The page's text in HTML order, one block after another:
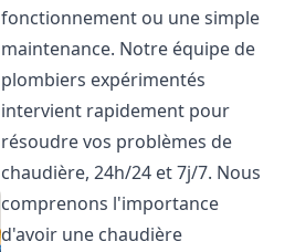
fonctionnement ou une simple
maintenance. Notre équipe de
plombiers expérimentés
intervient rapidement pour
résoudre vos problèmes de
chaudière, 24h/24 et 7j/7. Nous
comprenons l'importance
d'avoir une chaudière